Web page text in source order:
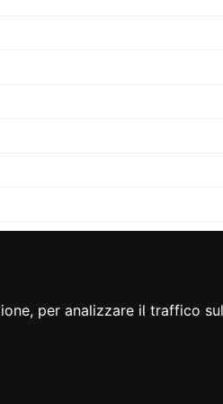
per analizzare il traffico